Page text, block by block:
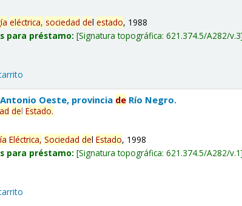
eléctrica, sociedad delestado, 1988
para préstamo: Signatura topográfica:621.374.5/A282/v.3
Oeste, provincia de Río Negro.
delEstado.
Eléctrica, Sociedad delEstado, 1998
para préstamo: Signatura topográfica:621.374.5/A282/v.1